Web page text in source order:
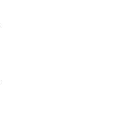
的一环，能
策略和推广